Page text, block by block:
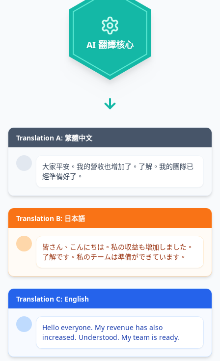
AI 翻譯核心
Translation A: 繁體中文
大家平安。我的營收也增加了。了解。我的團隊已
經準備好了。
Translation B: 日本語
皆さん、こんにちは。私の収益も増加しました。
了解です。私のチームは準備ができています。
Translation C: English
Hello everyone. My revenue has also
increased. Understood. My team is ready.